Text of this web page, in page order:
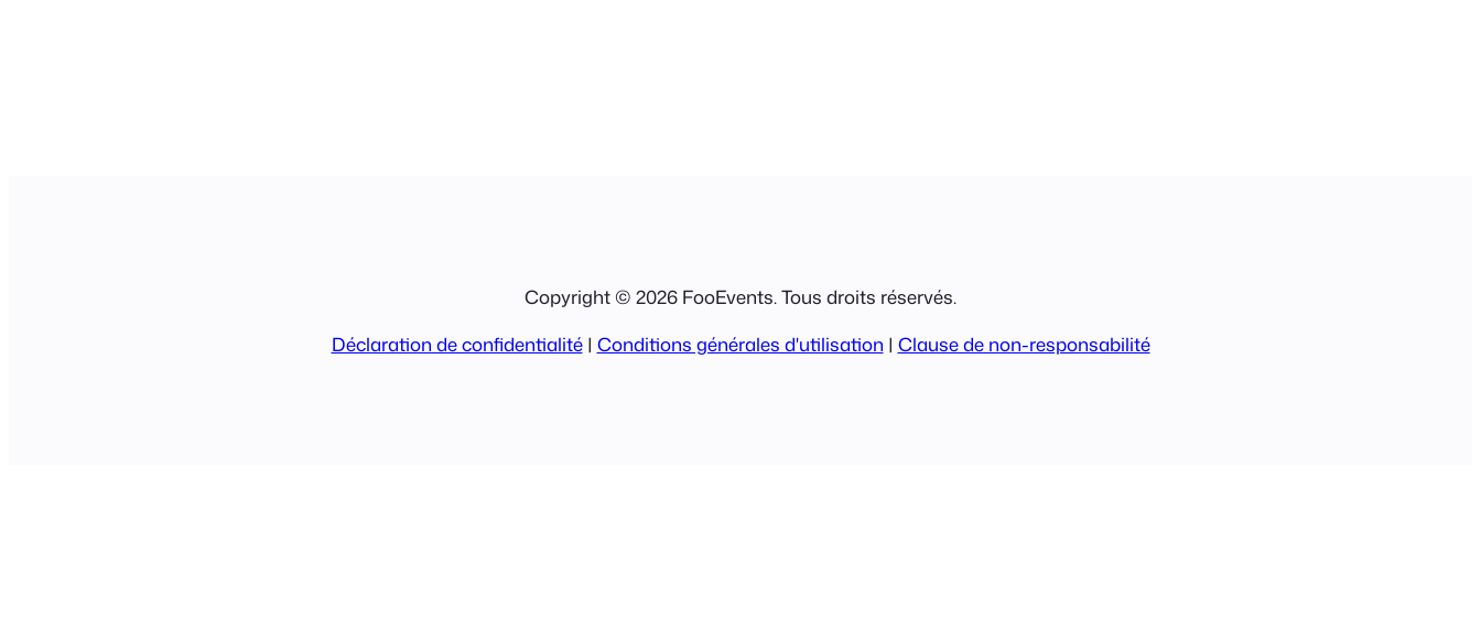
Copyright © 2026 FooEvents. Tous droits réservés.
Déclaration de confidentialité| Conditions générales d'utilisation | Clause de non-responsabilité